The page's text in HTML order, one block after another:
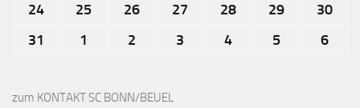
24
25 26 27 28 29
30
31
1 2 3 4 5 6
zum KONTAKT SC BONN/BEUEL